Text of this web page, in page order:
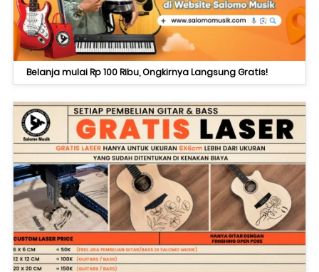
Belanja mulai Rp 100 Ribu, Ongkirnya Langsung Gratis!